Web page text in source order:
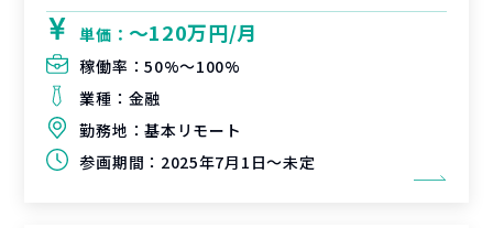
単価： 〜120万円/月
稼働率：50%〜100%
業種： 金融
勤務地：基本リモート
参画期間： 2025年7月1日～未定